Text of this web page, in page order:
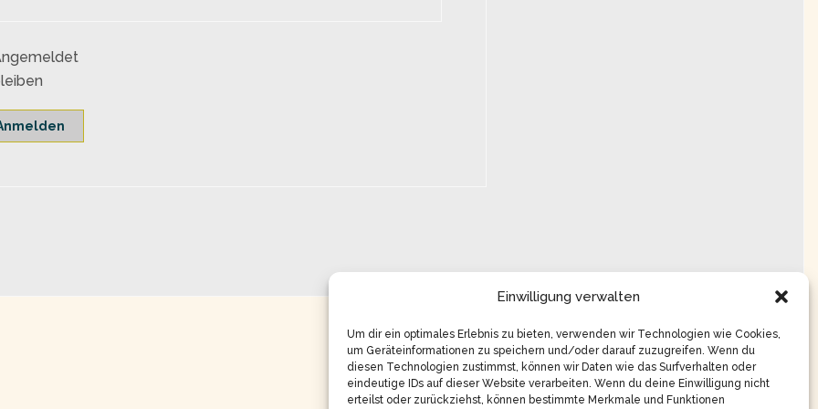
Einwilligung verwalten
Um dir ein optimales Erlebnis zu bieten, verwenden wir Technologien wie Cookies,
um Geräteinformationen zu speichern und/oder darauf zuzugreifen. Wenn du
diesen Technologien zustimmst, können wir Daten wie das Surfverhalten oder
eindeutige IDs auf dieser Website verarbeiten. Wenn du deine Einwilligung nicht
erteilst oder zurückziehst, können bestimmte Merkmale und Funktionen